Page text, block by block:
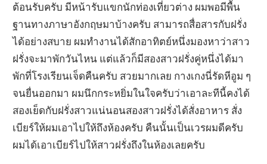
ต้อนรับครับ มีหน้ารับแขกนักท่องเที่ยวต่าง ผมพอมีพื้น
ฐานทางภาษาอังกฤษมาบ้างครับ สามารถสื่อสารกับฝรั่ง
ได้อย่างสบาย ผมทำงานได้สักอาทิตย์หนึ่งมองหาว่าสาว
ฝรั่งจะมาพักวันไหน แต่แล้วก็มีสองสาวฝรั่งคู่หนึ่งได้มา
พักที่โรงเรียนเจ็ดคืนครับ สวยมากเลย กางเกงนี่รัดหีอูม ๆ
จนยื่นออกมา ผมนึกกระหยิ่มในใจครับว่าเอาละทีนี้คงได้
สองเย็ดกับฝรั่งสาวแน่นอนสองสาวฝรั่งได้สั่งอาหาร สั่ง
เบียร์ให้ผมเอาไปให้ถึงห้องครับ คืนนั้นเป็นเวรผมดีครับ
ผมได้เอาเบียร์ไปให้สาวฝรั่งถึงในห้องเลยครับ